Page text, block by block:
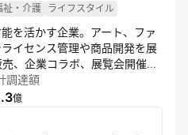
祉・介護 ライフスタイル
を活かす企業。アート、ファ
イセンス管理や商品開発を展
、企業コラボ、展覧会開催を
創造に貢献。国内外での拠点
調達額
億